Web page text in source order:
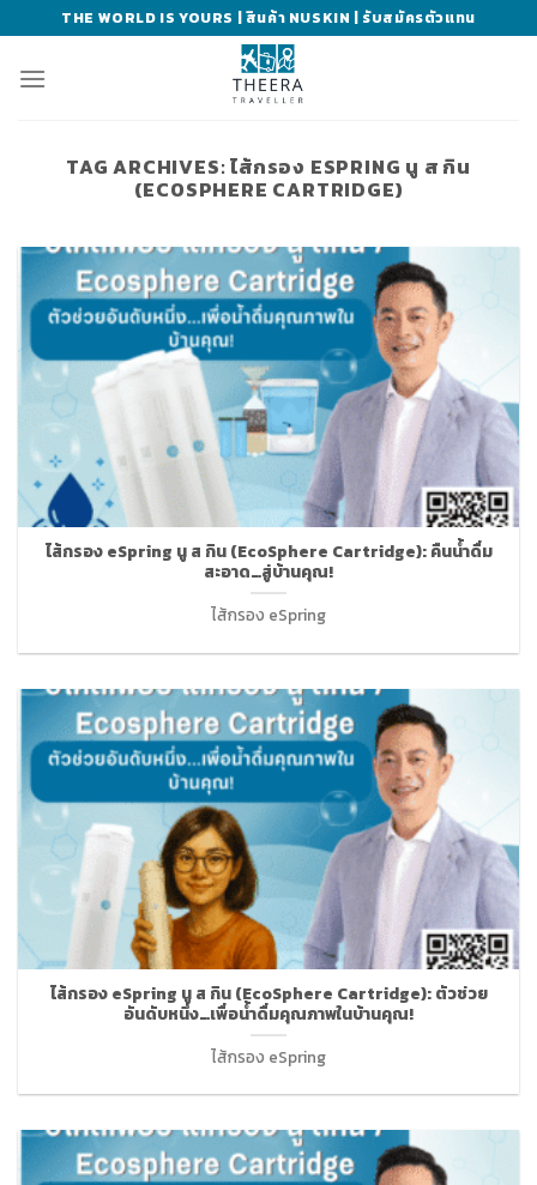
to
content
THE WORLD IS YOURS | สินค้า NUSKIN | รับสมัครตัวแทน
TAG ARCHIVES:ไส้กรอง ESPRING นู ส กิน
(ECOSPHERE CARTRIDGE)
ไส้กรอง eSpring นู ส กิน (EcoSphere Cartridge): คืนน้ำดื่ม
สะอาด…สู่บ้านคุณ!
ไส้กรอง eSpring
ไส้กรอง eSpring นู ส กิน (EcoSphere Cartridge): ตัวช่วย
อันดับหนึ่ง…เพื่อน้ำดื่มคุณภาพในบ้านคุณ!
ไส้กรอง eSpring